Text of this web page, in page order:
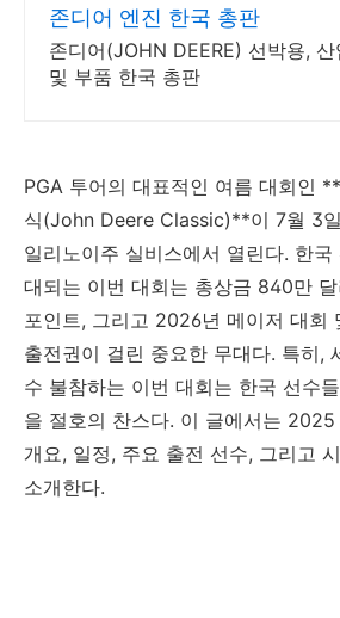
존디어 엔진 한국 총판
존디어(JOHN DEERE) 선박용,
및 부품 한국 총판
PGA 투어의 대표적인 여름 대회인
식(John Deere Classic)**이 7월 3
일리노이주 실비스에서 열린다. 한
대되는 이번 대회는 총상금 840만
포인트, 그리고 2026년 메이저 대회
출전권이 걸린 중요한 무대다. 특히,
수 불참하는 이번 대회는 한국 선수
을 절호의 찬스다. 이 글에서는
개요, 일정, 주요 출전 선수, 그리고
소개한다.